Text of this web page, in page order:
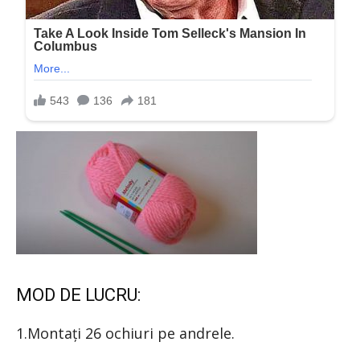
MOD DE LUCRU:
1.Montați 26 ochiuri pe andrele.